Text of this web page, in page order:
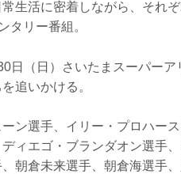
生活に密着しながら、それ
タリー番組。
日（日）さいたまスーパー
追いかける。
ン選手、イリー・プロハー
ィエゴ・ブランダオン選手
朝倉未来選手、朝倉海選手